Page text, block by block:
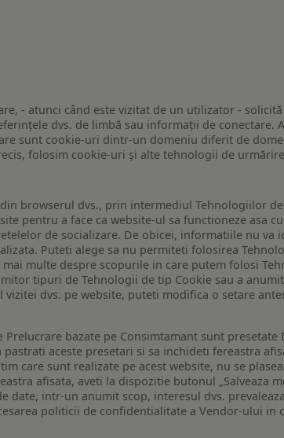
- atunci când este vizitat de un utilizator -
dvs. de limbă sau informații de conectare.
sunt cookie-uri dintr-un domeniu diferit de
folosim cookie-uri și alte tehnologii de
browserul dvs., prin intermediul Tehnologiilor
pentru a face ca website-ul sa functioneze asa
de socializare. De obicei, informatiile nu va
Puteti alege sa nu permiteti folosirea
multe despre scopurile in care putem folosi
tipuri de Tehnologii de tip Cookie sau a
dvs. pe website, puteti modifica o setare
bazate pe Consimtamant sunt presetate
aceste presetari si sa inchideti fereastra
care sunt realizate pe acest website, nu se
afisata, aveti la dispozitie butonul „Salveaza
date, intr-un anumit scop, interesul dvs.
politicii de confidentialitate a Vendor-ului in